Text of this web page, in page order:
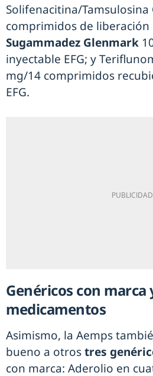
Solifenacitina/
comprimidos de liberación
Sugammadez Glenmark
inyectable EFG; y
mg/14 comprimidos
EFG.
Genéricos con marca
medicamentos
Asimismo, la Aemps
bueno a otrostres
con marca: Aderolio en